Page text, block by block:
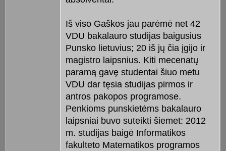
Iš viso Gaškos jau parėmė net 42
VDU bakalauro studijas baigusius
Punsko lietuvius; 20 iš jų čia įgijo ir
magistro laipsnius. Kiti mecenatų
paramą gavę studentai šiuo metu
VDU dar tęsia studijas pirmos ir
antros pakopos programose.
Penkioms punskietėms bakalauro
laipsniai buvo suteikti šiemet: 2012
m. studijas baigė Informatikos
fakulteto Matematikos programos